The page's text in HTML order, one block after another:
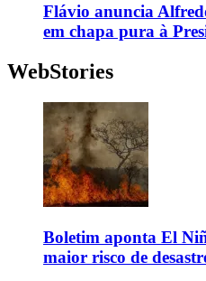
Flávio anuncia
em chapa pura à
WebStories
Boletim aponta El
maior risco de